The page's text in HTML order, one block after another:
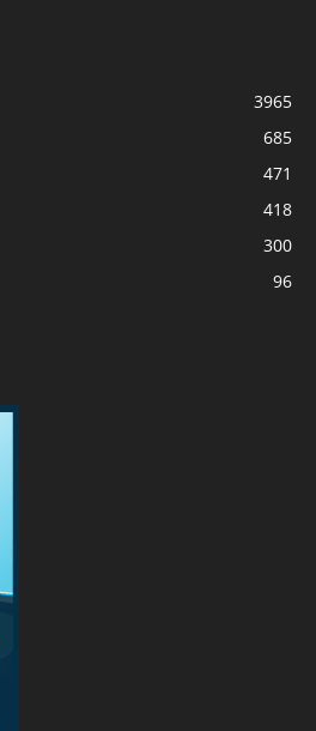
3965
685
471
418
300
96